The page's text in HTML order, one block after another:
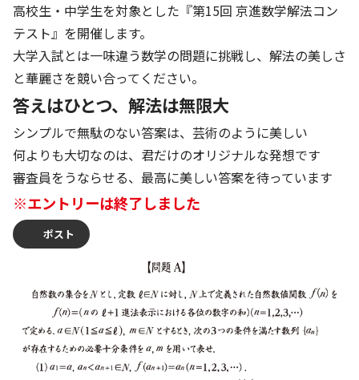
社長挨拶
会社概要／組織図
Company’s Profile
沿革
社歌
本社所在地
京進グループが目指す姿
子会社および関係会社
ソーシャルメディア公式アカウント
学習塾について
語学学習
育児・暮らし
京進グループの事業所
お客さま満足度向上の取り組み
労働環境向上の取り組み
人材育成の取り組み
CSRレポート
社会貢献活動
ミャンマーへの支援活動
オリジナルバッグプロジェクト
清華・京進発展フォーラム
立木奨学金
価値創造の取り組み
DX（デジタル変革）
株主・投資家向け情報
株主・株式関連情報
株主・投資家の皆さまへ
ビジョン／経営方針
連結業績・財務
IRライブラリー
IRカレンダー
ディスクロージャーポリシー
よくあるご質問
免責事項
IRお問合せ
採用情報
採用情報
京進リクルートInstagram
新卒採用情報
新卒採用デジタルパンフレット
中途採用
講師（アルバイト）募集
保育事業 採用
日本語教育事業 採用
介護事業 採用
お問い合わせ
利用規約
個人情報保護方針
特別警報発令時の授業について
Copyright © KYOSHIN Co., Ltd. All rights reserved.
高校生・中学生を対象とした『第15回 京進数学解法コン
テスト』を開催します。
大学入試とは一味違う数学の問題に挑戦し、解法の美しさ
と華麗さを競い合ってください。
答えはひとつ、解法は無限大
シンプルで無駄のない答案は、芸術のように美しい
何よりも大切なのは、君だけのオリジナルな発想です
審査員をうならせる、最高に美しい答案を待っています
※エントリーは終了しました
ポスト